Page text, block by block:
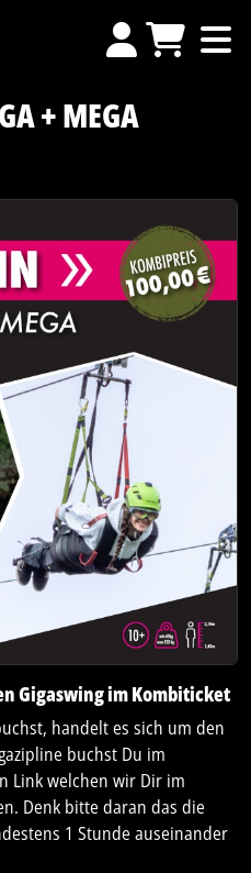
+ MEGA
Gigaswing im Kombiticket
handelt es sich um den
buchst Du im
Link welchen wir Dir im
Denk bitte daran das die
1 Stunde auseinander